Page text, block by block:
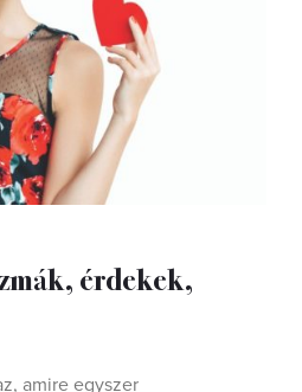
érdekek,
amire egyszer